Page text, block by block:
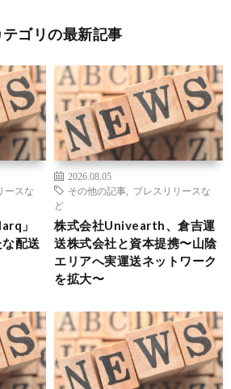
テゴリの最新記事
ースな
」
配送
2026.08.05
その他の記事
プレスリリースな
ど
株式会社Univearth、倉吉運
送株式会社と資本提携〜山陰
エリアへ実運送ネットワーク
を拡大〜